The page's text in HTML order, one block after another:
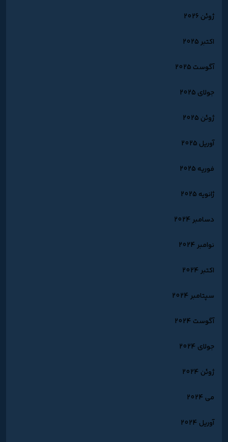
ژوئن 2026
اکتبر 2025
آگوست 2025
جولای 2025
ژوئن 2025
آوریل 2025
فوریه 2025
ژانویه 2025
دسامبر 2024
نوامبر 2024
اکتبر 2024
سپتامبر 2024
آگوست 2024
جولای 2024
ژوئن 2024
می 2024
آوریل 2024